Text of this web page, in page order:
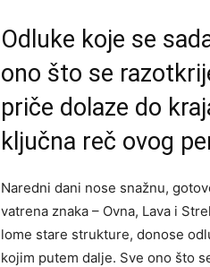
Odluke koje se
ono što se
priče dolaze do
ključna reč ovog
Naredni dani nose snažnu,
vatrena znaka – Ovna, Lava i
lome stare strukture, donose
kojim putem dalje. Sve ono što